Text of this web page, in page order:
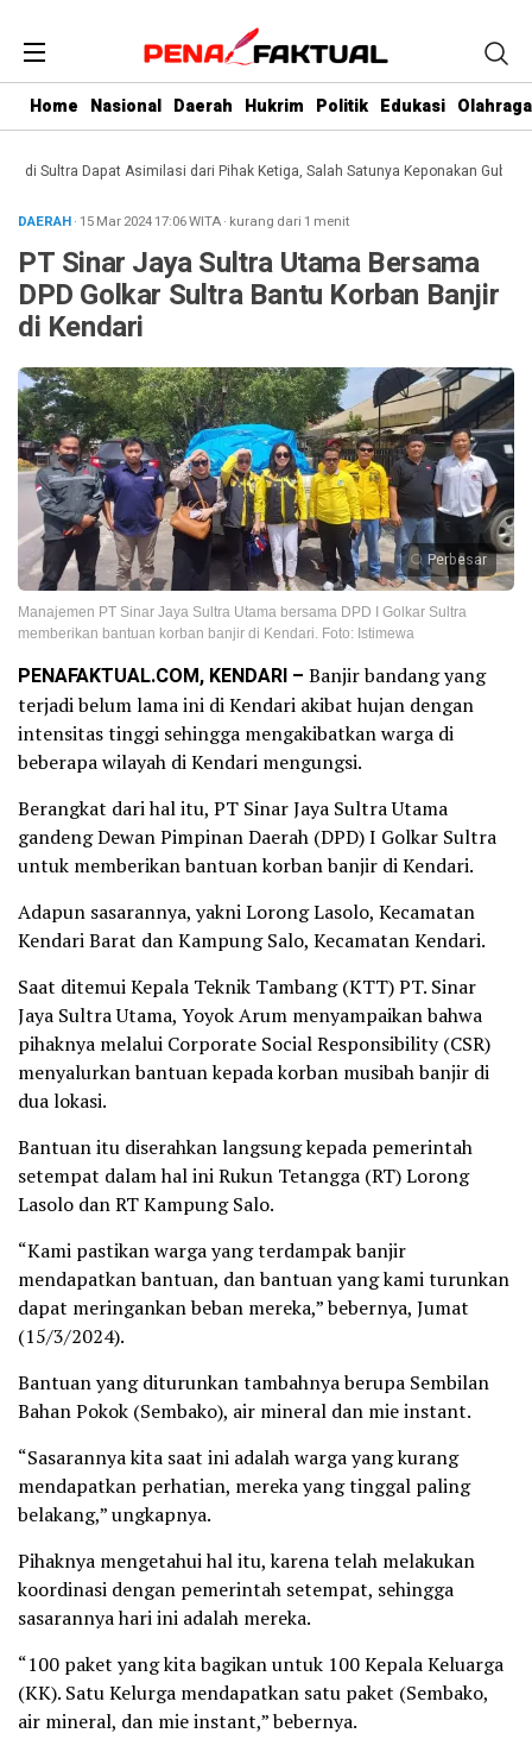
Home Nasional Daerah Hukrim Politik Edukasi Olahraga
Dapat Asimilasi dari Pihak Ketiga, Salah Satunya Keponakan Gubernur
DAERAH· 15 Mar 202417:06WITA· kurang dari 1 menit
PT Sinar Jaya Sultra Utama Bersama
DPD Golkar Sultra Bantu Korban Banjir
di Kendari
Perbesar
Manajemen PT Sinar Jaya Sultra Utama bersama DPD I Golkar Sultra
memberikan bantuan korban banjir di Kendari. Foto: Istimewa
PENAFAKTUAL.COM, KENDARI – Banjir bandang yang
terjadi belum lama ini di Kendari akibat hujan dengan
intensitas tinggi sehingga mengakibatkan warga di
beberapa wilayah di Kendari mengungsi.
Berangkat dari hal itu, PT Sinar Jaya Sultra Utama
gandeng Dewan Pimpinan Daerah (DPD) I Golkar Sultra
untuk memberikan bantuan korban banjir di Kendari.
Adapun sasarannya, yakni Lorong Lasolo, Kecamatan
Kendari Barat dan Kampung Salo, Kecamatan Kendari.
Saat ditemui Kepala Teknik Tambang (KTT) PT. Sinar
Jaya Sultra Utama, Yoyok Arum menyampaikan bahwa
pihaknya melalui Corporate Social Responsibility (CSR)
menyalurkan bantuan kepada korban musibah banjir di
dua lokasi.
Bantuan itu diserahkan langsung kepada pemerintah
setempat dalam hal ini Rukun Tetangga (RT) Lorong
Lasolo dan RT Kampung Salo.
“Kami pastikan warga yang terdampak banjir
mendapatkan bantuan, dan bantuan yang kami turunkan
dapat meringankan beban mereka,” bebernya, Jumat
(15/3/2024).
Bantuan yang diturunkan tambahnya berupa Sembilan
Bahan Pokok (Sembako), air mineral dan mie instant.
“Sasarannya kita saat ini adalah warga yang kurang
mendapatkan perhatian, mereka yang tinggal paling
belakang,” ungkapnya.
Pihaknya mengetahui hal itu, karena telah melakukan
koordinasi dengan pemerintah setempat, sehingga
sasarannya hari ini adalah mereka.
“100 paket yang kita bagikan untuk 100 Kepala Keluarga
(KK). Satu Kelurga mendapatkan satu paket (Sembako,
air mineral, dan mie instant,” bebernya.